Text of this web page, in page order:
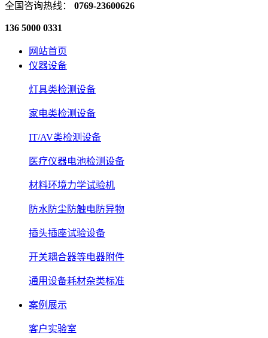
全国咨询热线： 0769-23600626
136 5000 0331
网站首页
仪器设备
灯具类检测设备
家电类检测设备
IT/AV类检测设备
医疗仪器电池检测设备
材料环境力学试验机
防水防尘防触电防异物
插头插座试验设备
开关耦合器等电器附件
通用设备耗材杂类标准
案例展示
客户实验室